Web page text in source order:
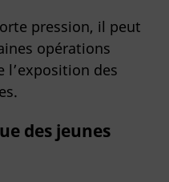
pression, il peut
opérations
l’exposition des
des jeunes